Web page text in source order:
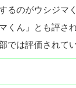
るのがウシジマ
くん」とも評さ
では評価されてい